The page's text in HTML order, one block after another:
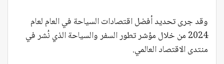
وقد جرى تحديد أفضل اقتصادات السياحة في العام لعام
2024 من خلال مؤشر تطور السفر والسياحة الذي نُشر في
منتدى الاقتصاد العالمي.